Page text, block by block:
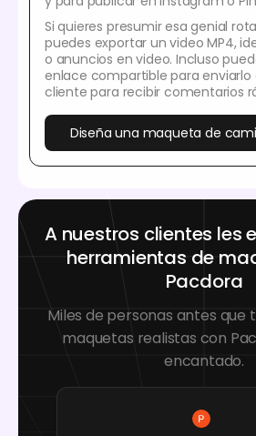
Si quieres presumir esa genial
puedes exportar un video MP4,
o anuncios en video. Incluso
enlace compartible para enviarlo
cliente para recibir comentarios
Diseña una maqueta de
A nuestros clientes les
herramientas de
Pacdora
Miles de personas antes que
maquetas realistas con
encantado.